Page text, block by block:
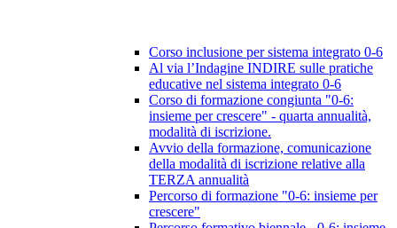
Corso inclusione per sistema integrato 0-6
Al via l’Indagine INDIRE sulle pratiche
educative nel sistema integrato 0-6
Corso di formazione congiunta "0-6:
insieme per crescere" - quarta annualità,
modalità di iscrizione.
Avvio della formazione, comunicazione
della modalità di iscrizione relative alla
TERZA annualità
Percorso di formazione "0-6: insieme per
crescere"